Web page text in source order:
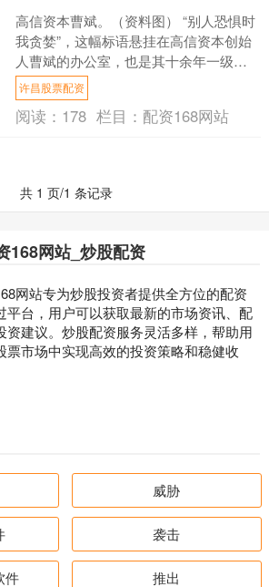
高信资本曹斌。（资料图） “别人恐惧时
我贪婪”，这幅标语悬挂在高信资本创始
人曹斌的办公室，也是其十余年一级市
场投资生涯的真实注脚。几年前，存储
芯片龙头长鑫存储累....
许昌股票配资
阅读： 178 栏目： 配资168网站
共 1 页/1 条记录
168网站_炒股配资
网站专为炒股投资者提供全方位的配资
平台，用户可以获取最新的市场资讯、配
资建议。炒股配资服务灵活多样，帮助用
票市场中实现高效的投资策略和稳健收
威胁
袭击
件 推出